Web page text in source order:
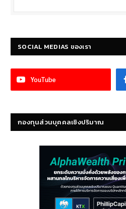
SOCIAL MEDIAS ของเรา
YouTube
กองทุนส่วนบุคคลเชิงปริมาณ